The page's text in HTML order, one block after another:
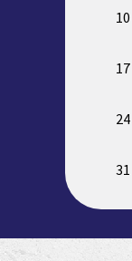
10
17
24
31